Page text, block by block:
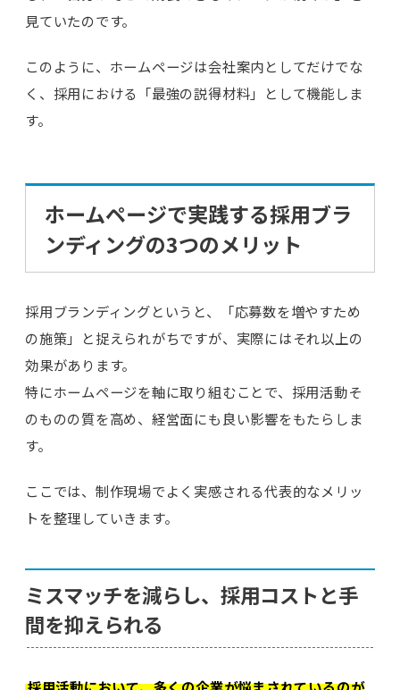
見ていたのです。
このように、ホームページは会社案内としてだけでな
く、採用における「最強の説得材料」として機能しま
す。
ホームページで実践する採用ブラ
ンディングの3つのメリット
採用ブランディングというと、「応募数を増やすため
の施策」と捉えられがちですが、実際にはそれ以上の
効果があります。
特にホームページを軸に取り組むことで、採用活動そ
のものの質を高め、経営面にも良い影響をもたらしま
す。
ここでは、制作現場でよく実感される代表的なメリッ
トを整理していきます。
ミスマッチを減らし、採用コストと手
間を抑えられる